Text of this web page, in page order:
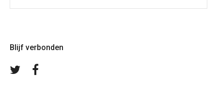
Blijf verbonden
Volg